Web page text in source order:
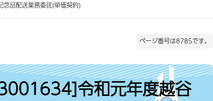
品配送業務委託(単価契約)
ページ番号は8785です。
令和元年度越谷